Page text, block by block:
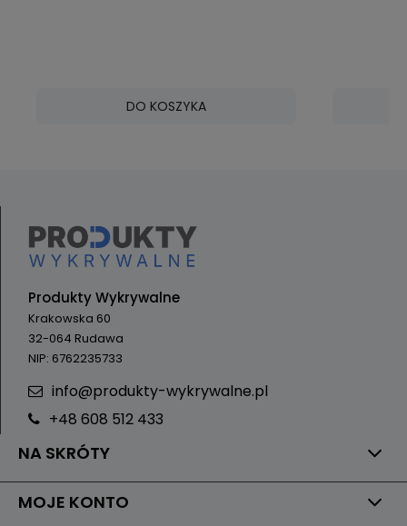
DO KOSZYKA
NA SKRÓTY
MOJE KONTO
Produkty Wykrywalne
Krakowska 60
32-064 Rudawa
NIP: 6762235733
info@produkty-wykrywalne.pl
+48 608 512 433